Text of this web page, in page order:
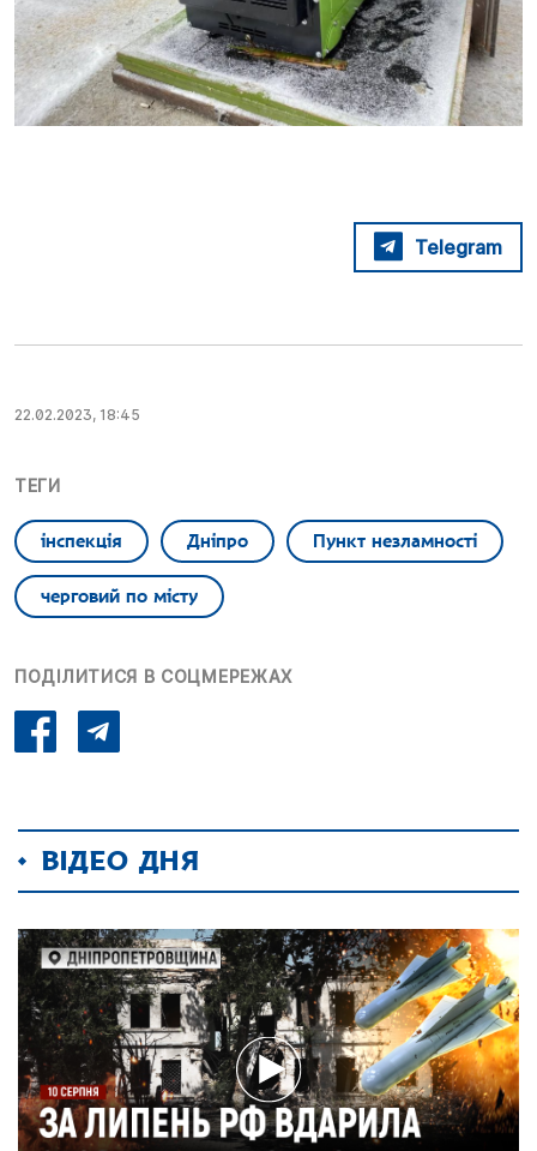
Telegram
22.02.2023, 18:45
ТЕГИ
інспекція Дніпро Пункт незламності
черговий по місту
ПОДІЛИТИСЯ В СОЦМЕРЕЖАХ
ВІДЕО ДНЯ